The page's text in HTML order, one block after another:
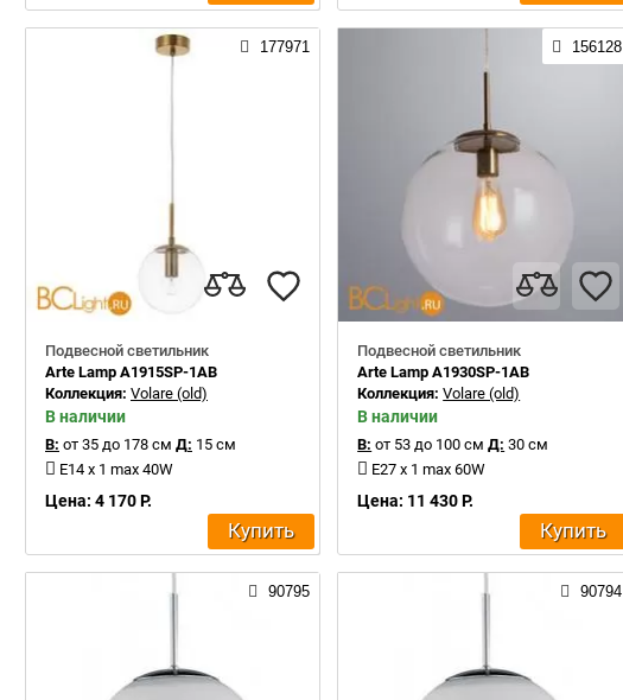
177971
Подвесной светильник
Arte Lamp A1915SP-1AB
Коллекция: Volare (old)
В наличии
В: от 35 до 178 см Д: 15 см
E14 x 1 max 40W
Цена: 4 170 Р.
Купить
156128
Подвесной светильник
Arte Lamp A1930SP-1AB
Коллекция:Volare (old)
В наличии
В: от 53 до 100 см Д: 30 см
E27 x 1 max 60W
Цена: 11 430 Р.
Купить
90795 90794